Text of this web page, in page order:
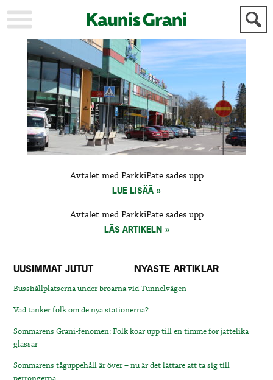
KAUPUNKI
STADEN
AJANKOHTAISTA
AKTUELLT
URHEILU
IDROTT
KULTTUURI
KULTUR
HISTORIA
HISTORIA
YLEINEN
ALLMÄN
MAINOSTAJILLE
FÖR
ANNONSÖRER
Avtalet med ParkkiPate sades upp
LUE LISÄÄ
Avtalet med ParkkiPate sades upp
LÄS ARTIKELN
UUSIMMAT JUTUT NYASTE ARTIKLAR
Busshållplatserna under broarna vid Tunnelvägen
Vad tänker folk om de nya stationerna?
Sommarens Grani-fenomen: Folk köar upp till en timme för jättelika
glassar
Sommarens tåguppehåll är över – nu är det lättare att ta sig till